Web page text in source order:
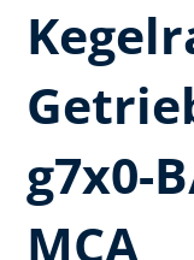
g7x0-
MCA